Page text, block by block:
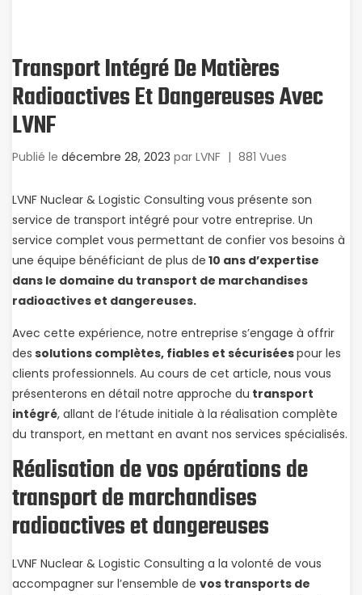
Transport Intégré De Matières
Radioactives Et Dangereuses Avec
LVNF
Publié le décembre 28, 2023 par LVNF | 881 Vues
LVNF Nuclear & Logistic Consulting vous présente son
service de transport intégré pour votre entreprise. Un
service complet vous permettant de confier vos besoins à
une équipe bénéficiant de plus de 10 ans d’expertise
dans le domaine du transport de marchandises
radioactives et dangereuses.
Avec cette expérience, notre entreprise s’engage à offrir
des solutions complètes, fiables et sécuriséespour les
clients professionnels. Au cours de cet article, nous vous
présenterons en détail notre approche du transport
intégré, allant de l’étude initiale à la réalisation complète
du transport, en mettant en avant nos services spécialisés.
Réalisation de vos opérations de
transport de marchandises
radioactives et dangereuses
LVNF Nuclear & Logistic Consulting a la volonté de vous
accompagner sur l’ensemble de vos transports de